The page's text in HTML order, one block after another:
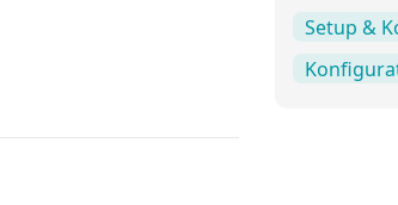
Setup &